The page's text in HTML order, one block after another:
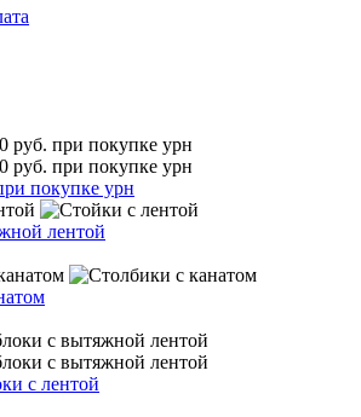
покупке урн
лентой
с лентой